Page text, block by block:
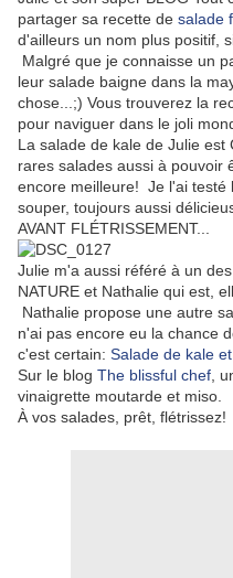
partager sa recette de salade
d'ailleurs un nom plus positif,
Malgré que je connaisse un
leur salade baigne dans la
chose...;) Vous trouverez la
pour naviguer dans le joli
La salade de kale de Julie
rares salades aussi à pouvoir
encore meilleure! Je l'ai testé
souper, toujours aussi
AVANT FLÉTRISSEMENT...
Julie m'a aussi référé à un
NATURE et Nathalie qui est,
Nathalie propose une autre
n'ai pas encore eu la chance
c'est certain: Salade de kale
Sur le blog The blissful chef ,
vinaigrette moutarde et miso.
À vos salades, prêt, flétrissez!